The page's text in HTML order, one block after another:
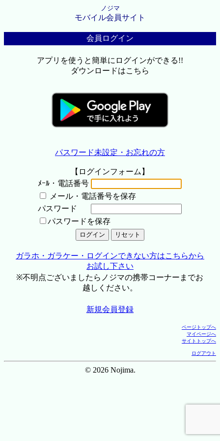
ノジマ
モバイル会員サイト
会員ログイン
アプリを使うと簡単にログインができる!!
ダウンロードはこちら
パスワード未設定・お忘れの方
【ログインフォーム】
ﾒｰﾙ・電話番号
メール・電話番号を保存
パスワード
パスワードを保存
ガラホ・ガラケー・ログインできない方はこちらから
お試し下さい
※不明点ございましたらノジマの携帯コーナーまでお
越しください。
新規会員登録
ページトップへ
マイページへ
サイトトップへ
ログアウト
© 2026 Nojima.